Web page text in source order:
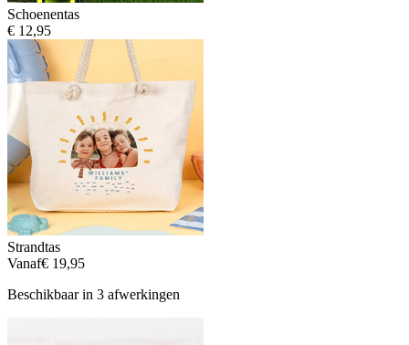
Schoenentas
€ 12,95
Strandtas
Vanaf€ 19,95
Beschikbaar in 3 afwerkingen